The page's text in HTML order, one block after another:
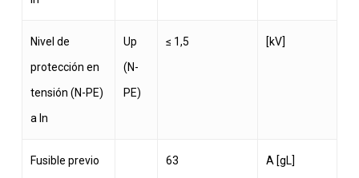
Nivel de
protección en
tensión (N-PE)
a In
Up
(N-
PE)
≤ 1,5 [kV]
Fusible previo
63 A [gL]